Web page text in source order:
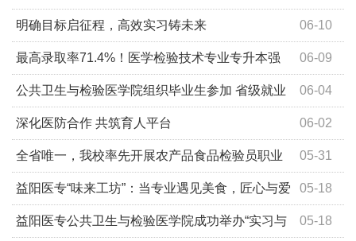
06-10
明确目标启征程，高效实习铸未来
06-09
最高录取率71.4%！医学检验技术专业专升本强
势突围 06-04
公共卫生与检验医学院组织毕业生参加 省级就业
指导培训 06-02
深化医防合作 共筑育人平台
05-31
全省唯一，我校率先开展农产品食品检验员职业
技能等级认定工作 05-18
益阳医专“味来工坊”：当专业遇见美食，匠心与爱
不可辜负 05-18
益阳医专公共卫生与检验医学院成功举办“实习与